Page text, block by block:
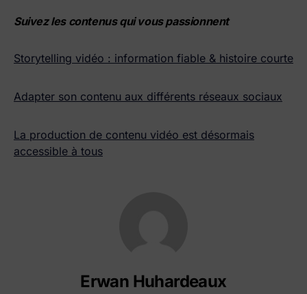
Suivez les contenus qui vous passionnent
Storytelling vidéo : information fiable & histoire courte
Adapter son contenu aux différents réseaux sociaux
La production de contenu vidéo est désormais
accessible à tous
Erwan Huhardeaux